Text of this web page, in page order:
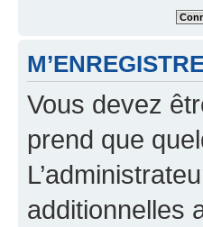
Vous devez
prend que
additionnelles